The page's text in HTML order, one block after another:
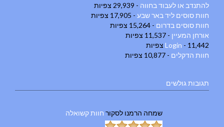
להתנדב או לעבוד בחווה - 29,939 צפיות
חוות סוסים ליד באר שבע - 17,905 צפיות
חוות סוסים בדרום - 15,264 צפיות
אורחן המעיין - 11,537 צפיות
Login - 11,442 צפיות
חוות הדקלים - 10,877 צפיות
תגובות גולשים
שמחה הרמנו לסקור חוות קשואלה